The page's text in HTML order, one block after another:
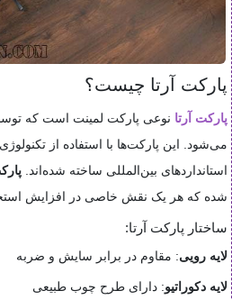
پارکت آرتا چیست؟
پارکت آرتا نوعی پارکت لمینت است که
می‌شود. این پارکت‌ها با استفاده از
استانداردهای بین‌المللی ساخته شده‌اند.
شده که هر یک نقش خاصی در افزایش
ساختار پارکت آرتا:
لایه رویی: مقاوم در برابر سایش و ضربه
لایه دکوراتیو: دارای طرح چوب طبیعی